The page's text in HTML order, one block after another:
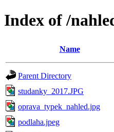
Index of /
Name
Parent Directory
studanky_2017.JPG
oprava_typek_nahled.jpg
podlaha.jpeg